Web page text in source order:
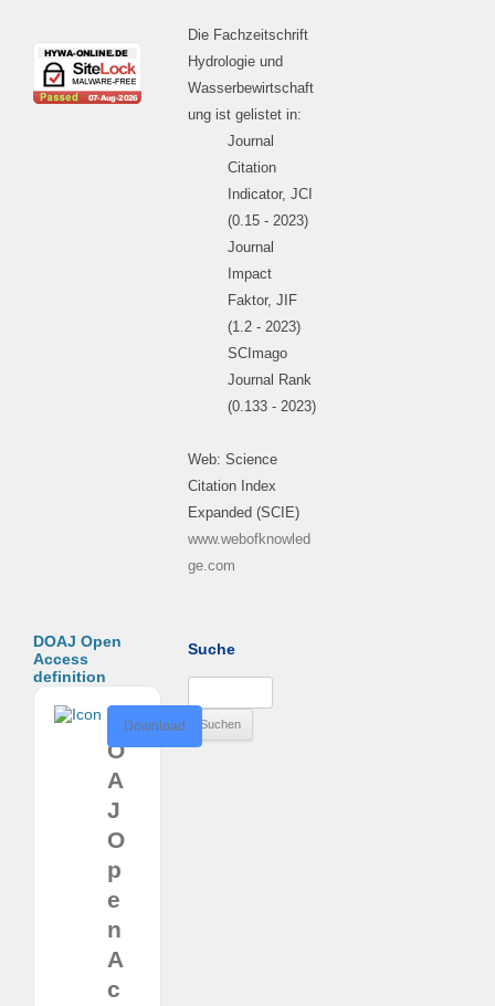
Die Fachzeitschrift
Hydrologie und
Wasserbewirtschaft
ung ist gelistet in:
Journal
Citation
Indicator, JCI
(0.15 - 2023)
Journal
Impact
Faktor, JIF
(1.2 - 2023)
SCImago
Journal Rank
(0.133 - 2023)
Web: Science
Citation Index
Expanded (SCIE)
www.webofknowled
ge.com
DOAJ Open
Access
definition
O
A
J
O
p
e
n
A
c
Download
Suche
nach: